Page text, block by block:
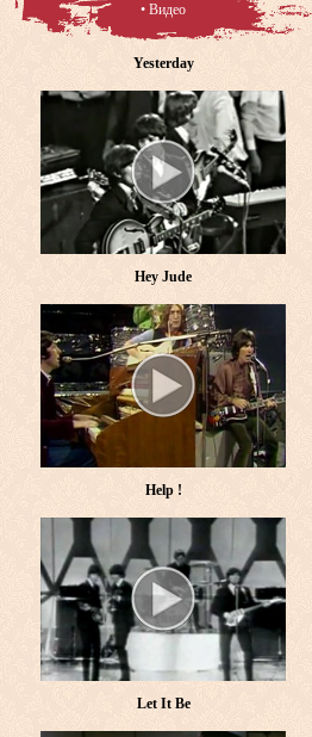
• Видео
Yesterday
Hey Jude
Help !
Let It Be